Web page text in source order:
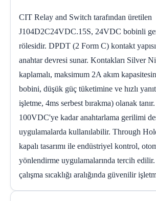
CIT Relay and Switch tarafından üretilen
J104D2C24VDC.15S, 24VDC bobinli
rölesidir. DPDT (2 Form C) kontakt
anahtar devresi sunar. Kontakları Silver
kaplamalı, maksimum 2A akım
bobini, düşük güç tüketimine ve hızlı
işletme, 4ms serbest bırakma) olanak
100VDC'ye kadar anahtarlama gerilimi
uygulamalarda kullanılabilir. Through
kapalı tasarımı ile endüstriyel kontrol,
yönlendirme uygulamalarında tercih
çalışma sıcaklığı aralığında güvenilir